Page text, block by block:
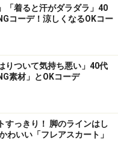
万能に着まわせるパン
ストレッチ素材。長
スフリー。洗濯しても
ドライ機能が付いてい
「着ると汗がダラダラ」40
コーデ！涼しくなるOKコー
りついて気持ち悪い」40代
素材」とOKコーデ
すっきり！ 脚のラインはし
わいい「フレアスカート」